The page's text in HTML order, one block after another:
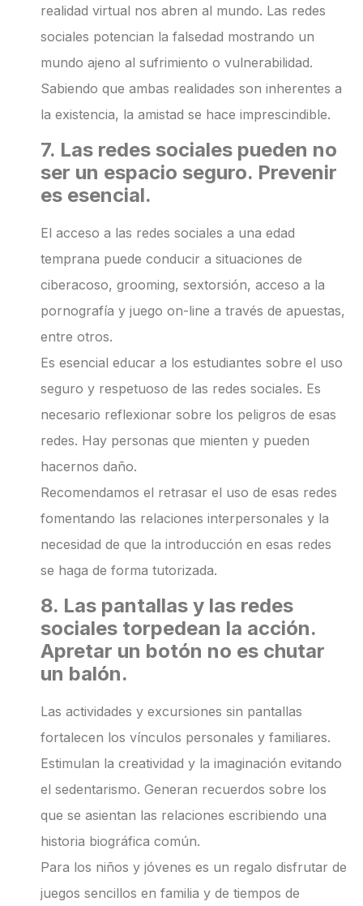
realidad virtual nos abren al mundo. Las redes
sociales potencian la falsedad mostrando un
mundo ajeno al sufrimiento o vulnerabilidad.
Sabiendo que ambas realidades son inherentes a
la existencia, la amistad se hace imprescindible.
7. Las redes sociales pueden no
ser un espacio seguro. Prevenir
es esencial.
El acceso a las redes sociales a una edad
temprana puede conducir a situaciones de
ciberacoso, grooming, sextorsión, acceso a la
pornografía y juego on-line a través de apuestas,
entre otros.
Es esencial educar a los estudiantes sobre el uso
seguro y respetuoso de las redes sociales. Es
necesario reflexionar sobre los peligros de esas
redes. Hay personas que mienten y pueden
hacernos daño.
Recomendamos el retrasar el uso de esas redes
fomentando las relaciones interpersonales y la
necesidad de que la introducción en esas redes
se haga de forma tutorizada.
8. Las pantallas y las redes
sociales torpedean la acción.
Apretar un botón no es chutar
un balón.
Las actividades y excursiones sin pantallas
fortalecen los vínculos personales y familiares.
Estimulan la creatividad y la imaginación evitando
el sedentarismo. Generan recuerdos sobre los
que se asientan las relaciones escribiendo una
historia biográfica común.
Para los niños y jóvenes es un regalo disfrutar de
juegos sencillos en familia y de tiempos de